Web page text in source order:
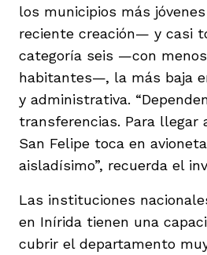
los municipios más
reciente creación— y casi
categoría seis —con
habitantes—, la más baja
y administrativa.
transferencias. Para llegar
San Felipe toca en
aisladísimo”, recuerda el
Las instituciones
en Inírida tienen una
cubrir el departamento